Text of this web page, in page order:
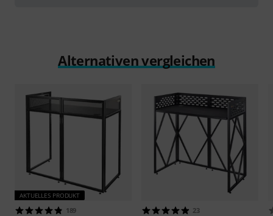
Alternativen vergleichen
AKTUELLES PRODUKT
189 23